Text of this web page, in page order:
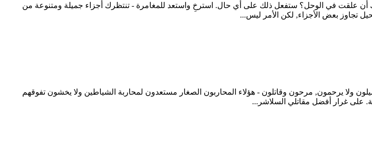
علقت في الوحل؟ ستفعل ذلك على أي حال. استرخِ واستعد للمغامرة - تنتظرك أجزاء جميلة ومتنوعة من
تجاوز بعض الأجزاء, لكن الأمر ليس...
ولا يرحمون, مرحون وقاتلون - هؤلاء المحاربون الصغار مستعدون لمحاربة الشياطين ولا يخشون تفوقهم
على غرار أفضل مقاتلي السلاشر...